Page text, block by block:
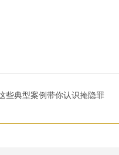
些典型案例带你认识掩隐罪